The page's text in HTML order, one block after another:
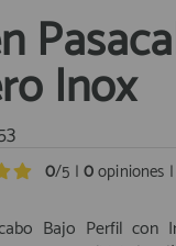
Inox
0/5 | 0opiniones |
Bajo Perfil con